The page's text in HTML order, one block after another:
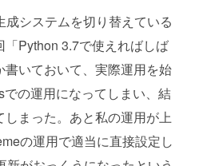
システムを切り替えている
Python 3.7で使えればしば
書いておいて、実際運用を始
の運用になってしまい、結
まった。あと私の運用が上
の運用で適当に直接設定し